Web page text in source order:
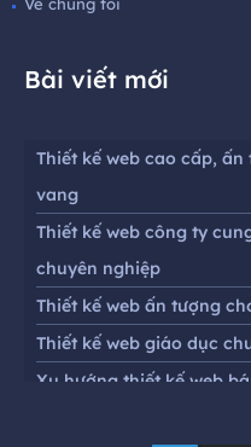
Bài viết mới
Thiết kế web cao cấp,
vang
Thiết kế web công ty
chuyên nghiệp
Thiết kế web ấn tượng
Thiết kế web giáo dục
Xu hướng thiết kế web